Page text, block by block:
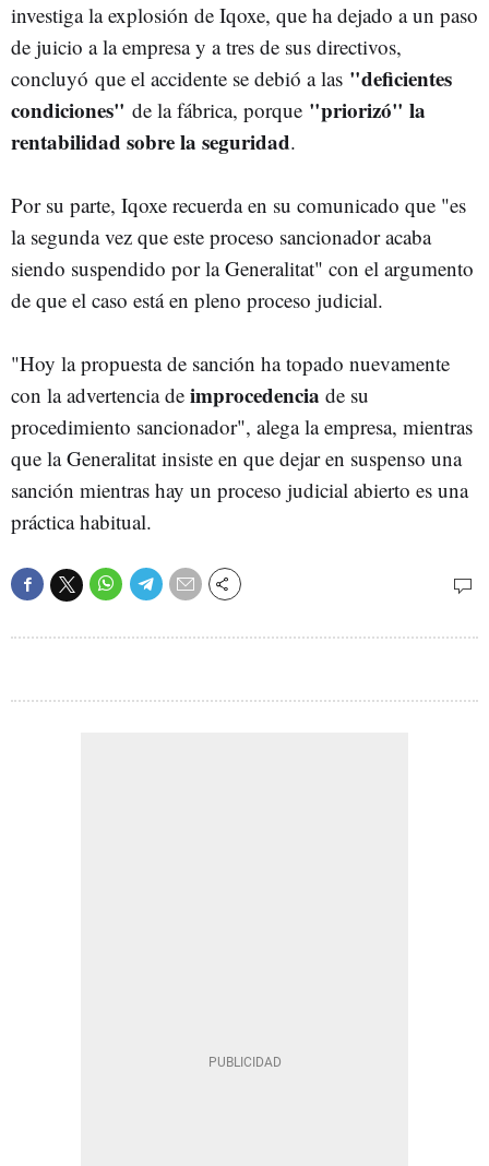
investiga la explosión de Iqoxe, que ha dejado a un paso
de juicio a la empresa y a tres de sus directivos,
concluyó que el accidente se debió a las "deficientes
condiciones" de la fábrica, porque "priorizó" la
rentabilidad sobre la seguridad.
Por su parte, Iqoxe recuerda en su comunicado que "es
la segunda vez que este proceso sancionador acaba
siendo suspendido por la Generalitat" con el argumento
de que el caso está en pleno proceso judicial.
"Hoy la propuesta de sanción ha topado nuevamente
con la advertencia de improcedencia de su
procedimiento sancionador", alega la empresa, mientras
que la Generalitat insiste en que dejar en suspenso una
sanción mientras hay un proceso judicial abierto es una
práctica habitual.